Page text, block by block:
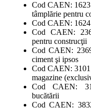
Cod CAEN: 1623
tâmplărie pentru
Cod CAEN: 1624
Cod CAEN:
pentru construcţii
Cod CAEN:
ciment şi ipsos
Cod CAEN:
magazine
Cod CAEN:
bucătării
Cod CAEN: